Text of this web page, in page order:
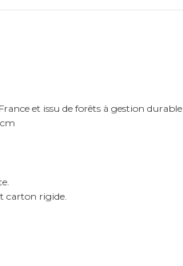
et issu de forêts à gestion durable
carton rigide.